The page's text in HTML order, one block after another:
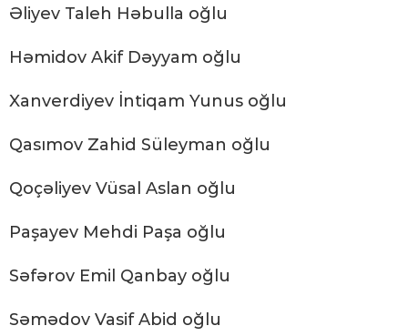
Əliyev Taleh Həbulla oğlu
Həmidov Akif Dəyyam oğlu
Xanverdiyev İntiqam Yunus oğlu
Qasımov Zahid Süleyman oğlu
Qoçəliyev Vüsal Aslan oğlu
Paşayev Mehdi Paşa oğlu
Səfərov Emil Qanbay oğlu
Səmədov Vasif Abid oğlu